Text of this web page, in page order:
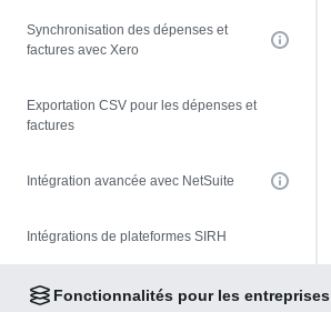
Synchronisation des dépenses et
factures avec Xero
Exportation CSV pour les dépenses et
factures
Intégration avancée avec NetSuite
Intégrations de plateformes SIRH
Fonctionnalités pour les entreprises